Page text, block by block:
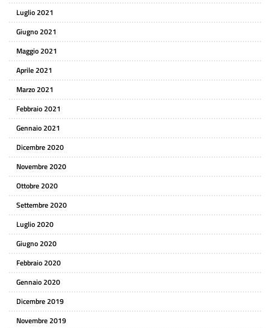
Luglio 2021
Giugno 2021
Maggio 2021
Aprile 2021
Marzo 2021
Febbraio 2021
Gennaio 2021
Dicembre 2020
Novembre 2020
Ottobre 2020
Settembre 2020
Luglio 2020
Giugno 2020
Febbraio 2020
Gennaio 2020
Dicembre 2019
Novembre 2019